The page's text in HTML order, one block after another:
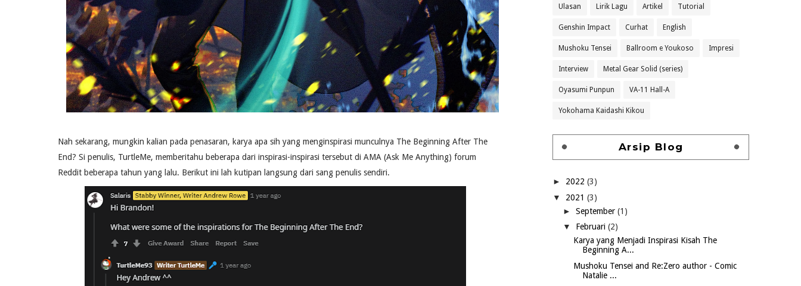
Nah sekarang, mungkin kalian pada penasaran, karya apa sih yang menginspirasi munculnya The Beginning After The
End? Si penulis, TurtleMe, memberitahu beberapa dari inspirasi-inspirasi tersebut di AMA (Ask Me Anything) forum
Reddit beberapa tahun yang lalu. Berikut ini lah kutipan langsung dari sang penulis sendiri.
Ulasan Lirik Lagu Artikel Tutorial
Genshin Impact Curhat English
Mushoku Tensei Ballroom e Youkoso Impresi
Interview Metal Gear Solid (series)
Oyasumi Punpun VA-11 Hall-A
Yokohama Kaidashi Kikou
Arsip Blog
► 2022 (3)
▼ 2021 (3)
► September (1)
▼ Februari (2)
Karya yang Menjadi Inspirasi Kisah The
Beginning A...
Mushoku Tensei and Re:Zero author - Comic
Natalie ...